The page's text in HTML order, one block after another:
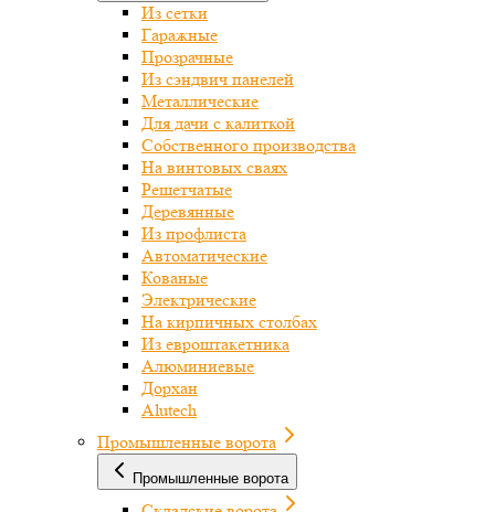
Из сетки
Гаражные
Прозрачные
Из сэндвич панелей
Металлические
Для дачи с калиткой
Собственного производства
На винтовых сваях
Решетчатые
Деревянные
Из профлиста
Автоматические
Кованые
Электрические
На кирпичных столбах
Из евроштакетника
Алюминиевые
Дорхан
Alutech
Промышленные ворота
Промышленные ворота